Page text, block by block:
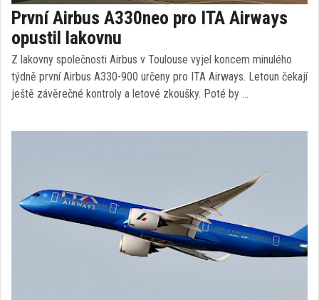
První Airbus A330neo pro ITA Airways
opustil lakovnu
Z lakovny společnosti Airbus v Toulouse vyjel koncem minulého
týdně první Airbus A330-900 určeny pro ITA Airways. Letoun čekají
ještě závěrečné kontroly a letové zkoušky. Poté by …